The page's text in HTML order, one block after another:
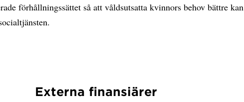
förhållningssättet så att våldsutsatta kvinnors behov bättre kan
Externa finansiärer